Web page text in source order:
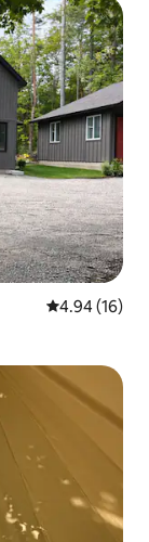
平均评分
4.94 (16)